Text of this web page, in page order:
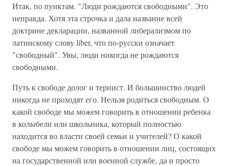
Итак, по пунктам. "Люди рождаются свободными". Это
неправда. Хотя эта строчка и дала название всей
доктрине декларации, названной либерализмом по
латинскому слову liber, что по-русски означает
"свободный". Увы, люди никогда не рождаются
свободными.
Путь к свободе долог и тернист. И большинство людей
никогда не проходят его. Нельзя родиться свободным. О
какой свободе мы можем говорить в отношении ребенка
в колыбели или школьника, который полностью
находится во власти своей семьи и учителей? О какой
свободе мы можем говорить в отношении лиц, состоящих
на государственной или военной службе, да и просто